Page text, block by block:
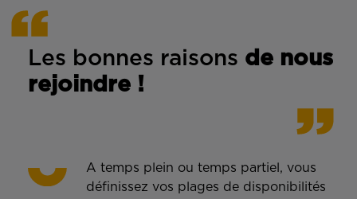
Les bonnes raisons de nous
rejoindre !
A temps plein ou temps partiel, vous
définissez vos plages de disponibilités